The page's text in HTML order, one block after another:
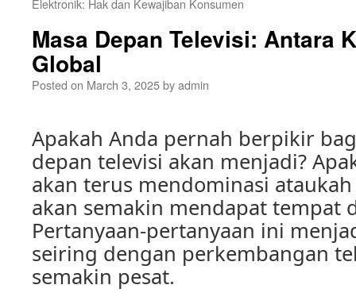
Elektronik: Hak dan Kewajiban Konsumen
Masa Depan Televisi: Antara
Global
Posted on March 3, 2025byadmin
Apakah Anda pernah berpikir
depan televisi akan menjadi?
akan terus mendominasi
akan semakin mendapat tempat
Pertanyaan-pertanyaan ini
seiring dengan perkembangan
semakin pesat.